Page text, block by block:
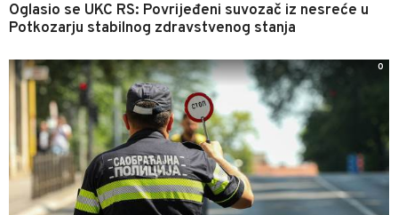
Oglasio se UKC RS: Povrijeđeni suvozač iz nesreće u
Potkozarju stabilnog zdravstvenog stanja
0